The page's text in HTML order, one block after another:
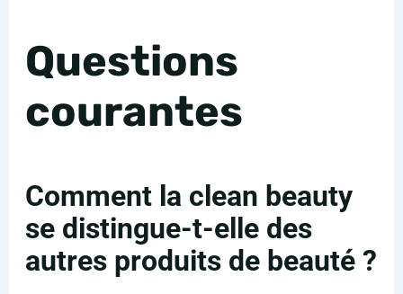
Questions
courantes
Comment la clean beauty
se distingue-t-elle des
autres produits de beauté ?